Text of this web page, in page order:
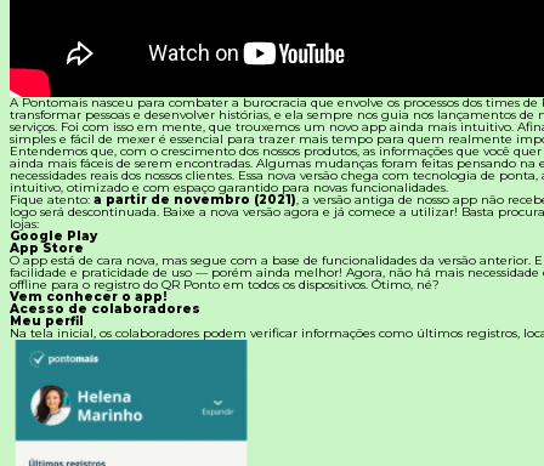
Todos os Materiais Gratuitos
Confira nossos materiais
E-book
Aprofunde seu conhecimento
Ferramentas e Templates
Para agilizar o seu trabalho
Infográfico
Conteúdo prático e rápido
Kits
Materiais centralizados
Lives
Newsletters
A Pontomais nasceu para combater a burocracia que envolve os processos dos times de
transformar pessoas e desenvolver histórias, e ela sempre nos guia nos lançamentos de
serviços. Foi com isso em mente, que trouxemos um novo app ainda mais intuitivo.
simples e fácil de mexer é essencial para trazer mais tempo para quem realmente
Entendemos que, com o crescimento dos nossos produtos, as informações que você quer
ainda mais fáceis de serem encontradas. Algumas mudanças foram feitas pensando na
necessidades reais dos nossos clientes. Essa nova versão chega com tecnologia de
intuitivo, otimizado e com espaço garantido para novas funcionalidades.
Fique atento: a partir de novembro (2021), a versão antiga de nosso app não
logo será descontinuada. Baixe a nova versão agora e já comece a utilizar! Basta
lojas:
Google Play
App Store
O app está de cara nova, mas segue com a base de funcionalidades da versão anterior.
facilidade e praticidade de uso — porém ainda melhor! Agora, não há mais necessidade
offline para o registro do QR Ponto em todos os dispositivos. Ótimo, né?
Vem conhecer o app!
Acesso de colaboradores
Meu perfil
Na tela inicial, os colaboradores podem verificar informações como últimos registros,